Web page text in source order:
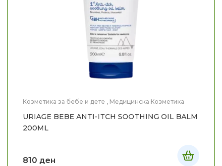
Козметика за бебе и дете , Медицинска Козметика
URIAGE BEBE ANTI-ITCH SOOTHING OIL BALM
200ML
810 ден